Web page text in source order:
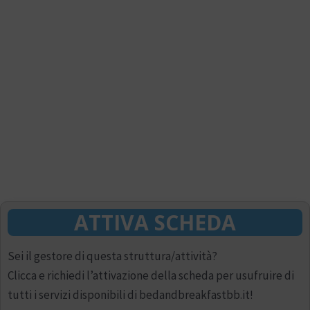
ATTIVA SCHEDA
Sei il gestore di questa struttura/attività?
Clicca e richiedi l’attivazione della scheda per usufruire di
tutti i servizi disponibili di bedandbreakfastbb.it!